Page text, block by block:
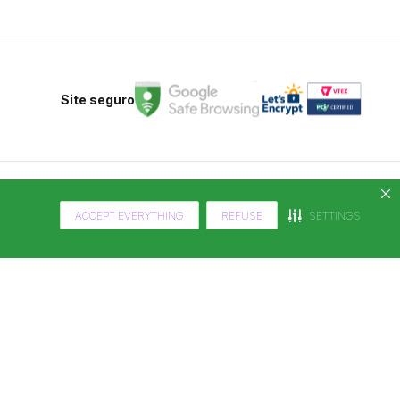
ACCEPT EVERYTHING REFUSE SETTINGS
Site seguro